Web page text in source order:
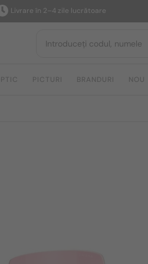
în 2–4 zile lucrătoare
PICTURI BRANDURI NOU